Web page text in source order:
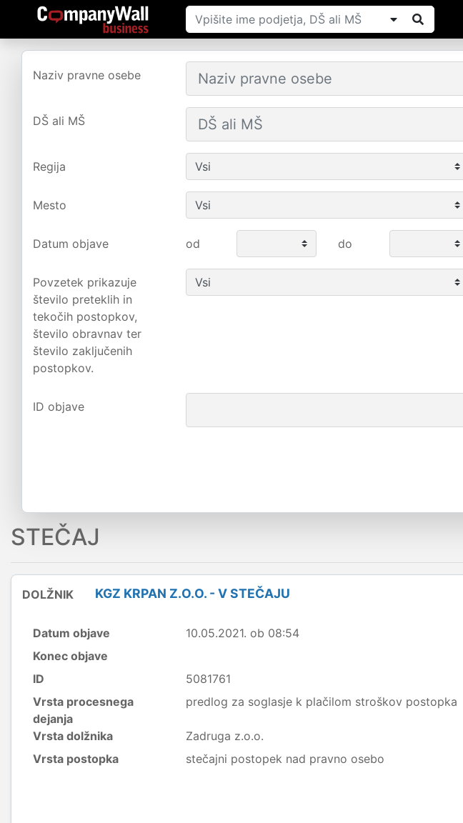
Naziv pravne osebe
DŠ ali MŠ
Regija
Mesto
Datum objave od do
Povzetek prikazuje
število preteklih in
tekočih postopkov,
število obravnav ter
število zaključenih
postopkov.
ID objave
STEČAJ
DOLŽNIK KGZ KRPAN Z.O.O. - V STEČAJU
Datum objave
10.05.2021. ob 08:54
Konec objave
ID
5081761
Vrsta procesnega
dejanja
predlog za soglasje k plačilom stroškov postopka
Vrsta dolžnika
Zadruga z.o.o.
Vrsta postopka
stečajni postopek nad pravno osebo